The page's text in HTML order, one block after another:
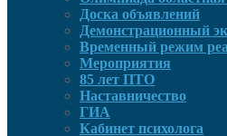
Доска объявлений
Демонстрационный
Временный режим
Мероприятия
85 лет ПТО
Наставничество
ГИА
Кабинет психолога